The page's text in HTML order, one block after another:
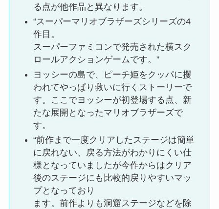
る点が他作品と異なります。
“スーパーマリオブラザーズシリーズの4
作目。
スーパーファミコンで発売された横スク
ロールアクションゲームです。”
ヨッシーの島で、ピーチ姫をクッパに攫
われてやっぱり救いに行くストーリーで
す。ここでヨッシーが初登場する点、新
たな展開となったマリオブラザーズで
す。
“前作まで一度クリアしたステージは簡単
に戻れない、戻る方法がわかりにくい仕
様となっていましたが今作からはクリア
後のステージにも比較的戻りやすいマッ
プとなっており
ます。前作よりも洞窟ステージなどを除